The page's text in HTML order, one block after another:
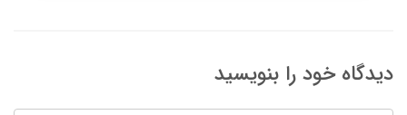
دیدگاه خود را بنویسید